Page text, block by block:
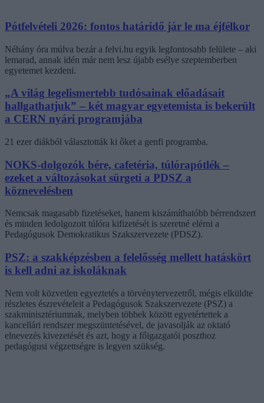
Pótfelvételi 2026: fontos határidő jár le ma éjfélkor
Néhány óra múlva bezár a felvi.hu egyik legfontosabb felülete – aki
lemarad, annak idén már nem lesz újabb esélye szeptemberben
egyetemet kezdeni.
„A világ legelismertebb tudósainak előadásait
hallgathatjuk” – két magyar egyetemista is bekerült
a CERN nyári programjába
21 ezer diákból választották ki őket a genfi programba.
NOKS-dolgozók bére, cafetéria, túlórapótlék –
ezeket a változásokat sürgeti a PDSZ a
köznevelésben
Nemcsak magasabb fizetéseket, hanem kiszámíthatóbb bérrendszert
és minden ledolgozott túlóra kifizetését is szeretné elérni a
Pedagógusok Demokratikus Szakszervezete (PDSZ).
PSZ: a szakképzésben a felelősség mellett hatáskört
is kell adni az iskoláknak
Nem volt közvetlen egyeztetés a törvénytervezetről, mégis elküldte
részletes észrevételeit a Pedagógusok Szakszervezete (PSZ) a
szakminisztériumnak, melyben többek között egyetértettek a
kancellári rendszer megszüntetésével, de javasolják az oktató
elnevezés kivezetését és azt, hogy a főigazgatói poszthoz
pedagógusi végzettségre is legyen szükség.